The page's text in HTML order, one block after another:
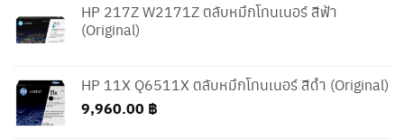
HP 217Z W2171Z ตลับหมึกโทนเนอร์ สีฟ้า
(Original)
HP 11X Q6511X ตลับหมึกโทนเนอร์ สีดำ (Original)
9,960.00 ฿